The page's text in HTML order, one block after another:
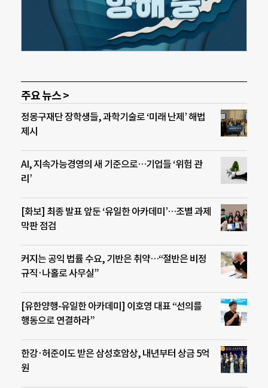
주요 뉴스 >
정몽구재단 장학생들, 과학기술로 ‘미래 난제’ 해법
제시
AI, 지속가능경영의 새 기준으로…기업들 ‘위험 관
리’
[화보] 최종 발표 앞둔 ‘유일한 아카데미’…조별 과제
막판 점검
커지는 공익 법률 수요, 기반은 취약…“절반은 비정
규직·나홀로 사무실”
[유한양행-유일한 아카데미] 이호영 대표 “선의를
행동으로 연결하라”
한강·허준이도 받은 삼성호암상, 내년부터 상금 5억
원